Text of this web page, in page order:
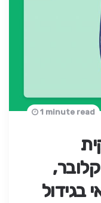
בגידול
1 minute read